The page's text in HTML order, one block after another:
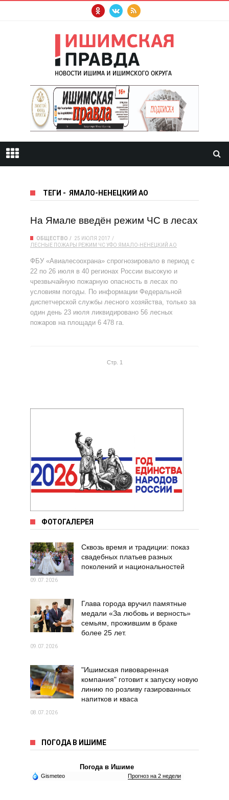
ТЕГИ - ЯМАЛО-НЕНЕЦКИЙ АО
На Ямале введён режим ЧС в лесах
ОБЩЕСТВО
25 ИЮЛЯ 2017
ЛЕСНЫЕ ПОЖАРЫ
РЕЖИМ ЧС УФО ЯМАЛО-НЕНЕЦКИЙ АО
ФБУ «Авиалесоохрана» спрогнозировало в период с
22 по 26 июля в 40 регионах России высокую и
чрезвычайную пожарную опасность в лесах по
условиям погоды. По информации Федеральной
диспетчерской службы лесного хозяйства, только за
один день 23 июля ликвидировано 56 лесных
пожаров на площади 6 478 га.
Стр. 1
ФОТОГАЛЕРЕЯ
Сквозь время и традиции: показ
свадебных платьев разных
поколений и национальностей
09.07.2026
Глава города вручил памятные
медали «За любовь и верность»
семьям, прожившим в браке
более 25 лет.
09.07.2026
"Ишимская пивоваренная
компания" готовит к запуску новую
линию по розливу газированных
напитков и кваса
08.07.2026
ПОГОДА В ИШИМЕ
Погода в Ишиме
Gismeteo Прогноз на 2 недели